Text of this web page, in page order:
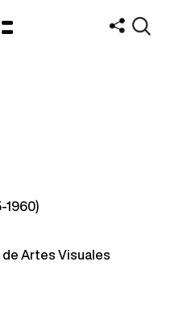
1960)
de Artes Visuales